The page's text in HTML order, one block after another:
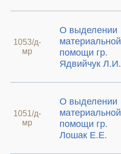
1053/д-
мр
О выделении
материальной
помощи гр.
Ядвийчук Л.И.
1051/д-
мр
О выделении
материальной
помощи гр.
Лошак Е.Е.